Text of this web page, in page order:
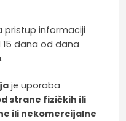
pristup informaciji
dana od dana
je uporaba
strane fizičkih ili
ili nekomercijalne